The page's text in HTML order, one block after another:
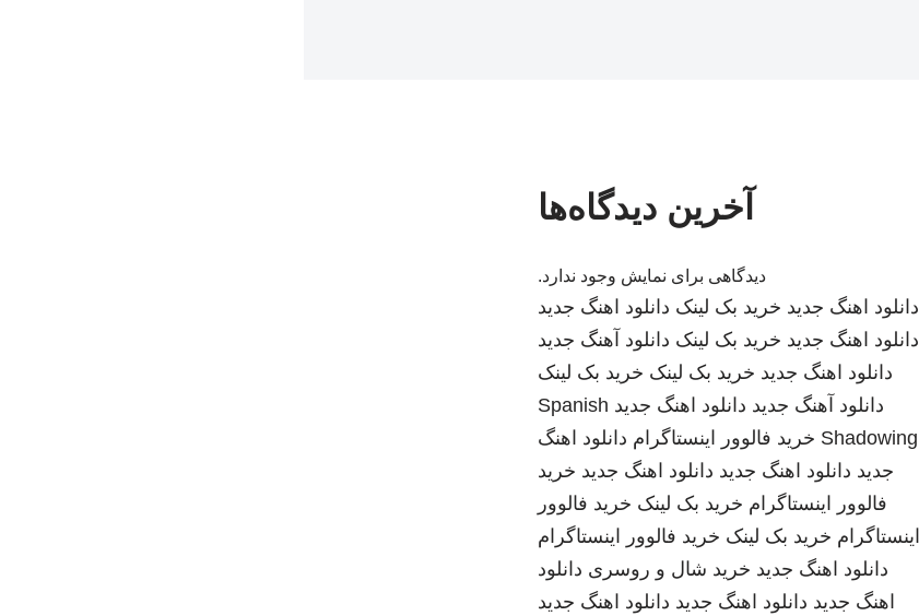
آخرین دیدگاه‌ها
دیدگاهی برای نمایش وجود ندارد.
دانلود اهنگ جدید خرید بک لینک دانلود اهنگ جدید
دانلود اهنگ جدید خرید بک لینک دانلود آهنگ جدید
دانلود اهنگ جدید خرید بک لینک خرید بک لینک
دانلود آهنگ جدید دانلود اهنگ جدید Spanish
Shadowing خرید فالوور اینستاگرام دانلود اهنگ
جدید دانلود اهنگ جدید دانلود اهنگ جدید خرید
فالوور اینستاگرام خرید بک لینک خرید فالوور
اینستاگرام خرید بک لینک خرید فالوور اینستاگرام
دانلود اهنگ جدید خرید شال و روسری دانلود
اهنگ جدید دانلود اهنگ جدید دانلود اهنگ جدید